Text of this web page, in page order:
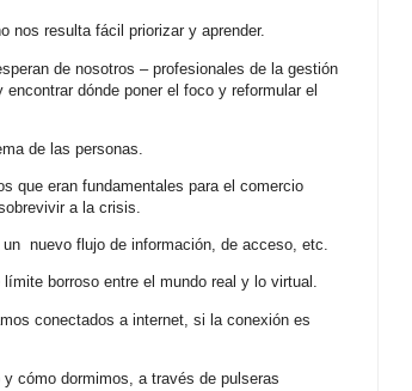
nos resulta fácil priorizar y aprender.
de nosotros – profesionales de la gestión
dónde poner el foco y reformular el
de las personas.
que eran fundamentales para el comercio
a la crisis.
nuevo flujo de información, de acceso, etc.
borroso entre el mundo real y lo virtual.
conectados a internet, si la conexión es
cómo dormimos, a través de pulseras